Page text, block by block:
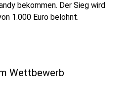
bekommen. Der Sieg wird
1.000 Euro belohnt.
Wettbewerb